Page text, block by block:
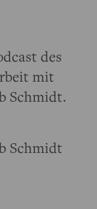
des
mit
Schmidt.
Schmidt